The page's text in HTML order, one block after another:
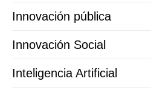
Innovación pública
Innovación Social
Inteligencia Artificial